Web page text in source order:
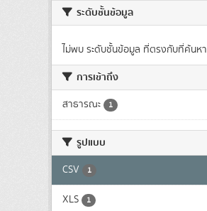
ระดับชั้นข้อมูล
ไม่พบ ระดับชั้นข้อมูล ที่ตรงกับที่ค้นหา
การเข้าถึง
สาธารณะ 1
รูปแบบ
CSV 1
XLS 1